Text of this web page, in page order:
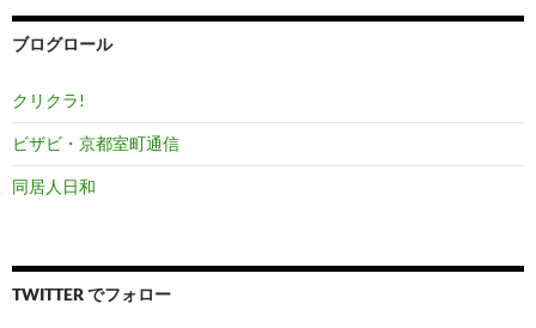
ブ
ブログロール
クリクラ!
ビザビ・京都室町通信
同居人日和
TWITTER でフォロー